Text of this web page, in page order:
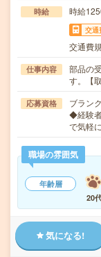
時給 時給
交通
交通費
仕事内容
部品の
す。【
応募資格
ブラン
◆経験
で気軽
職場の雰囲気
年齢層
20
気になる!